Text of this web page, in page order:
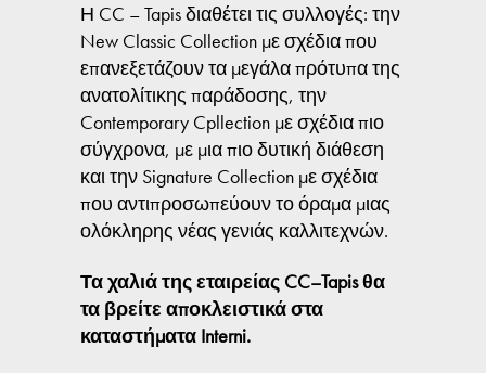
Η CC – Tapis διαθέτει τις συλλογές: την
New Classic Collection με σχέδια που
επανεξετάζουν τα μεγάλα πρότυπα της
ανατολίτικης παράδοσης, την
Contemporary Cpllection με σχέδια πιο
σύγχρονα, με μια πιο δυτική διάθεση
και την Signature Collection με σχέδια
που αντιπροσωπεύουν το όραμα μιας
ολόκληρης νέας γενιάς καλλιτεχνών.
Τα χαλιά της εταιρείας CC–Tapisθα
τα βρείτε αποκλειστικά στα
καταστήματα Interni.